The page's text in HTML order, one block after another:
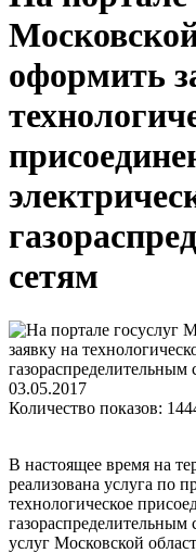
оформить
сетям
03.05.2017
Количество показов:
В настоящее время на
реализована услуга по
технологическое
газораспределительным
услуг Московской